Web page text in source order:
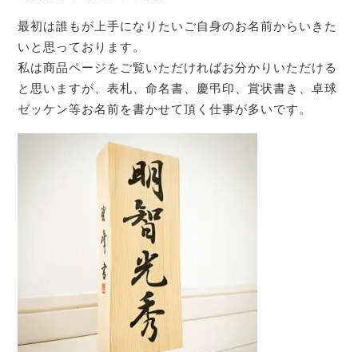
最初は誰もが上手になりたいご自身のお名前からいきた
いと思っております。
私は商品ページをご覧いただければお分かりいただける
と思いますが、表札、命名書、慶弔印、賞状書き、卓球
ゼッケン等お名前を書かせて頂く仕事が多いです。